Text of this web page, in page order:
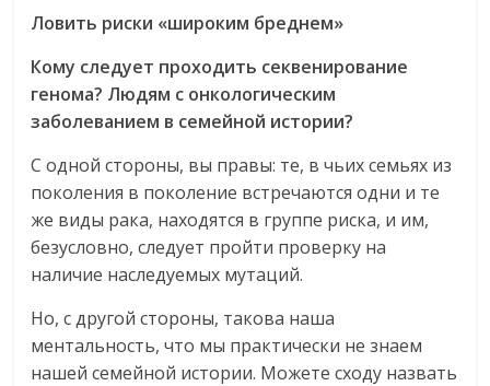
Ловить риски «широким бреднем»
Кому следует проходить секвенирование
генома? Людям с онкологическим
заболеванием в семейной истории?
С одной стороны, вы правы: те, в чьих семьях из
поколения в поколение встречаются одни и те
же виды рака, находятся в группе риска, и им,
безусловно, следует пройти проверку на
наличие наследуемых мутаций.
Но, с другой стороны, такова наша
ментальность, что мы практически не знаем
нашей семейной истории. Можете сходу назвать